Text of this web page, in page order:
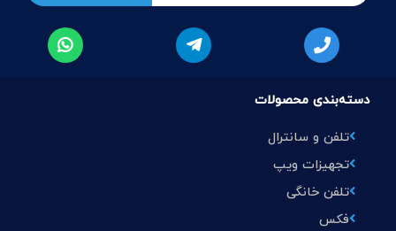
دسته‌بندی محصولات
تلفن و سانترال
تجهیزات ویپ
تلفن خانگی
فکس